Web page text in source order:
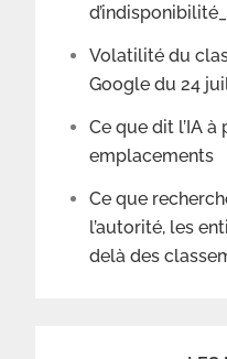
Volatilité du
Google du 24
Ce que dit l’IA
emplacements
Ce que
l’autorité, les
delà des